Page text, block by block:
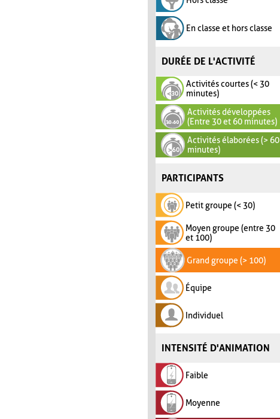
En classe et hors classe
DURÉE DE L'ACTIVITÉ
Activités courtes (< 30
minutes)
Activités développées
(Entre 30 et 60 minutes)
Activités élaborées (> 60
minutes)
PARTICIPANTS
Petit groupe (< 30)
Moyen groupe (entre 30
et 100)
Grand groupe (> 100)
Équipe
Individuel
INTENSITÉ D'ANIMATION
Faible
Moyenne